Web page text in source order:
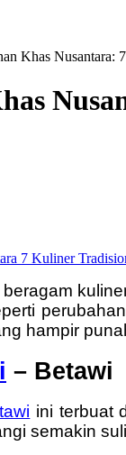
Khas Nusantara:
hampir
– Betawi
ini terbuat
semakin